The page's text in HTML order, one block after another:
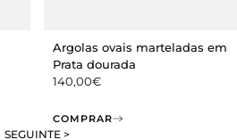
Argolas ovais marteladas em
Prata dourada
140,00€
COMPRAR
SEGUINTE >